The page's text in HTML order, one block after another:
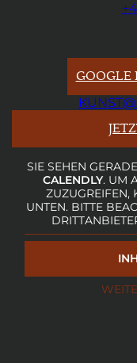
GOOGLE
SIE SEHEN
CALENDLY. UM
ZUZUGREIFEN,
UNTEN. BITTE